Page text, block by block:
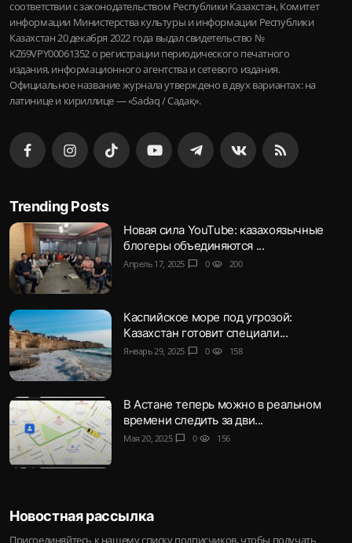
соответствии с законодательством Республики Казахстан, Комитет
информации Министерства культуры и информации Республики
Казахстан 20 декабря 2022 года выдал свидетельство №
KZ69VPY00061352 о регистрации периодического печатного
издания, информационного агентства и сетевого издания.
Официальное название журнала утверждено в двух вариантах: на
латинице и кириллице — «Sadaq / Садақ».
Trending Posts
Новая сила YouTube: казахоязычные
блогеры объединяются ...
Апрель 17, 2025 chat_bubble 0 visibility 200
Каспийское море под угрозой:
Казахстан готовит специали...
Январь 29, 2025 chat_bubble 0 visibility 158
В Астане теперь можно в реальном
времени следить за дви...
Мая 20, 2025 chat_bubble 0 visibility 156
Новостная рассылка
Присоединяйтесь к нашему списку подписчиков, чтобы получать